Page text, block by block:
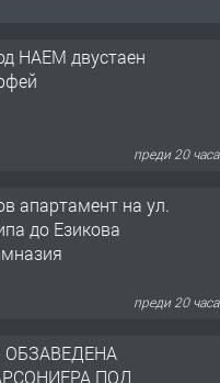
апартамент на ул.
до Езикова
преди 20 часа
ОБЗАВЕДЕНА
ПОД
В КВ. „ОРФЕЙ“ –
преди 2 дни
ОБЗАВЕДЕН